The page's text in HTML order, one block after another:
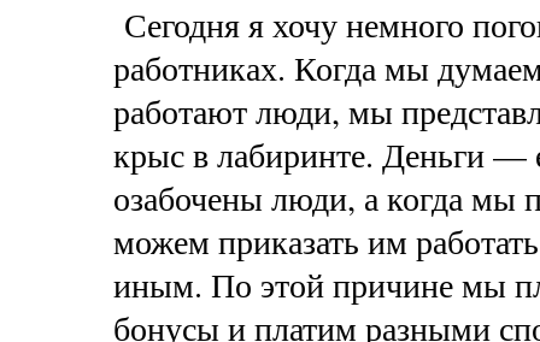
Сегодня я хочу немного
работниках. Когда мы
работают люди, мы
крыс в лабиринте. Деньги —
озабочены люди, а когда
можем приказать им
иным. По этой причине мы
бонусы и платим разными